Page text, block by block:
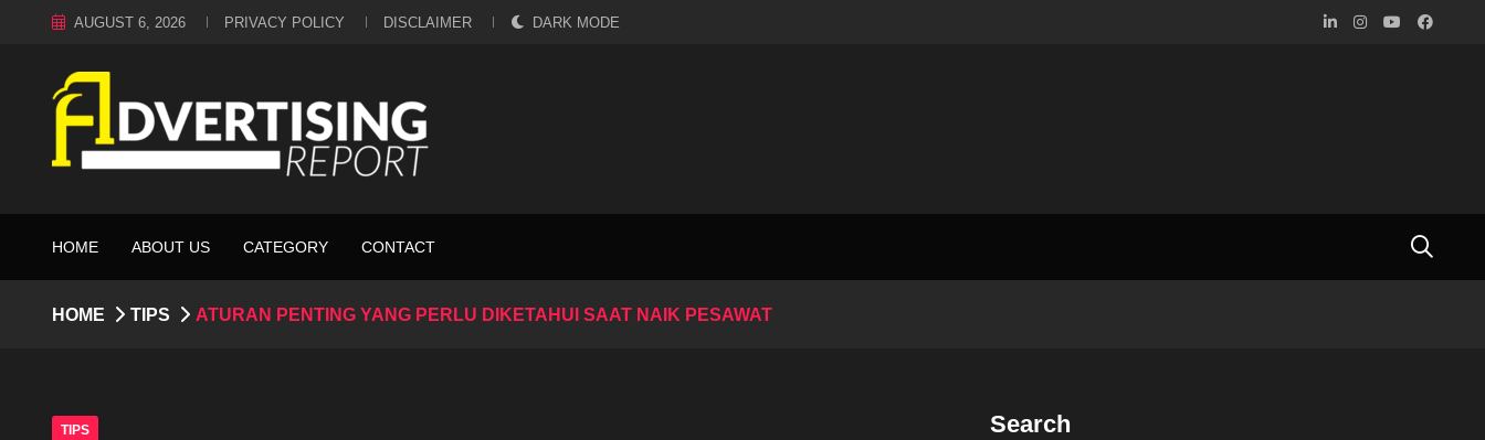
AUGUST 6, 2026 PRIVACY POLICY DISCLAIMER DARK MODE
HOME ABOUT US CATEGORY CONTACT
HOME TIPS ATURAN PENTING YANG PERLU DIKETAHUI SAAT NAIK PESAWAT
TIPS Search